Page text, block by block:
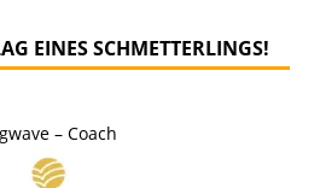
EINES SCHMETTERLINGS!
– Coach